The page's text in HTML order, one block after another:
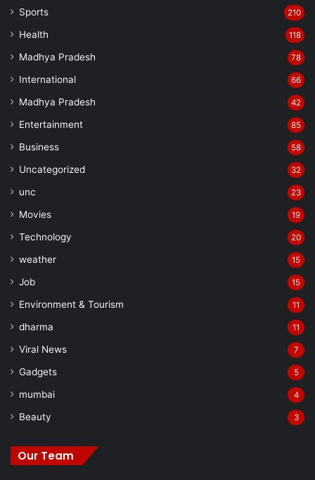
Sports 210
Health 118
Madhya Pradesh 78
International 66
Madhya Pradesh 42
Entertainment 85
Business 58
Uncategorized 32
unc 23
Movies 19
Technology 20
weather 15
Job 15
Environment & Tourism 11
dharma 11
Viral News 7
Gadgets 5
mumbai 4
Beauty 3
Our Team